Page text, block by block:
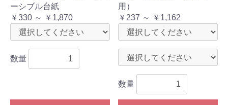
ーシブル台紙
￥330 ～ ￥1,870
数量
用）
￥237 ～ ￥1,162
数量